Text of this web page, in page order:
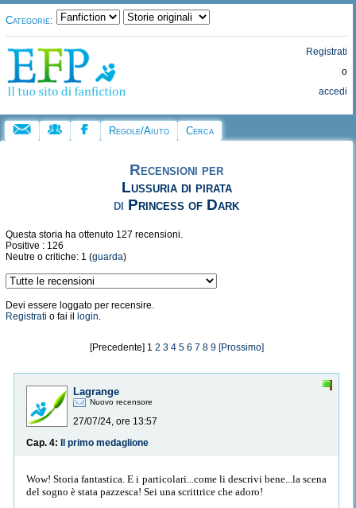
Categorie:
Registrati
o
accedi
Regole/Aiuto Cerca
Recensioni per
Lussuria di pirata
di Princess of Dark
Questa storia ha ottenuto 127 recensioni.
Positive : 126
Neutre o critiche: 1 (guarda)
Devi essere loggato per recensire.
Registrati o fai il login.
[Precedente] 1 2 3 4 5 6 7 8 9 [Prossimo]
Lagrange
Nuovo recensore
27/07/24, ore 13:57
Cap. 4:
Il primo medaglione
Wow! Storia fantastica. E i particolari...come li descrivi bene...la scena
del sogno è stata pazzesca! Sei una scrittrice che adoro!